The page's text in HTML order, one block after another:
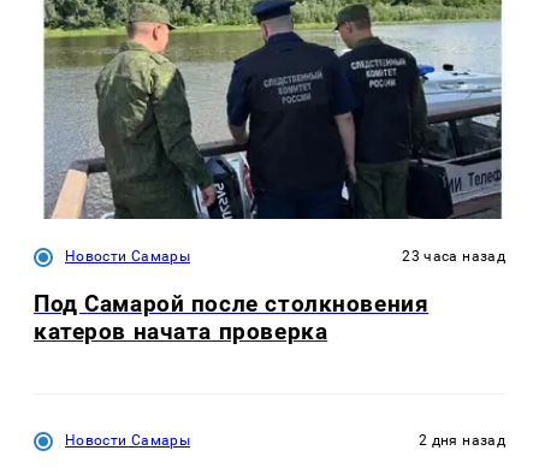
Новости Самары 23 часа назад
Под Самарой после столкновения
катеров начата проверка
Новости Самары 2 дня назад